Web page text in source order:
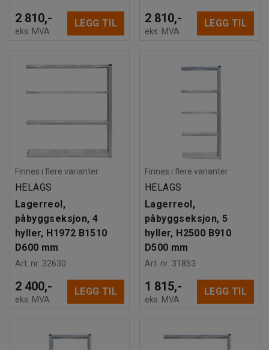
2 810,-
eks. MVA
LEGG TIL 2 810,-
eks. MVA
LEGG TIL
Finnes i flere varianter
HELAGS
Lagerreol,
påbyggseksjon, 4
hyller, H1972 B1510
D600 mm
Art. nr: 32630
2 400,-
eks. MVA
LEGG TIL
Finnes i flere varianter
HELAGS
Lagerreol,
påbyggseksjon, 5
hyller, H2500 B910
D500 mm
Art. nr: 31853
1 815,-
eks. MVA
LEGG TIL